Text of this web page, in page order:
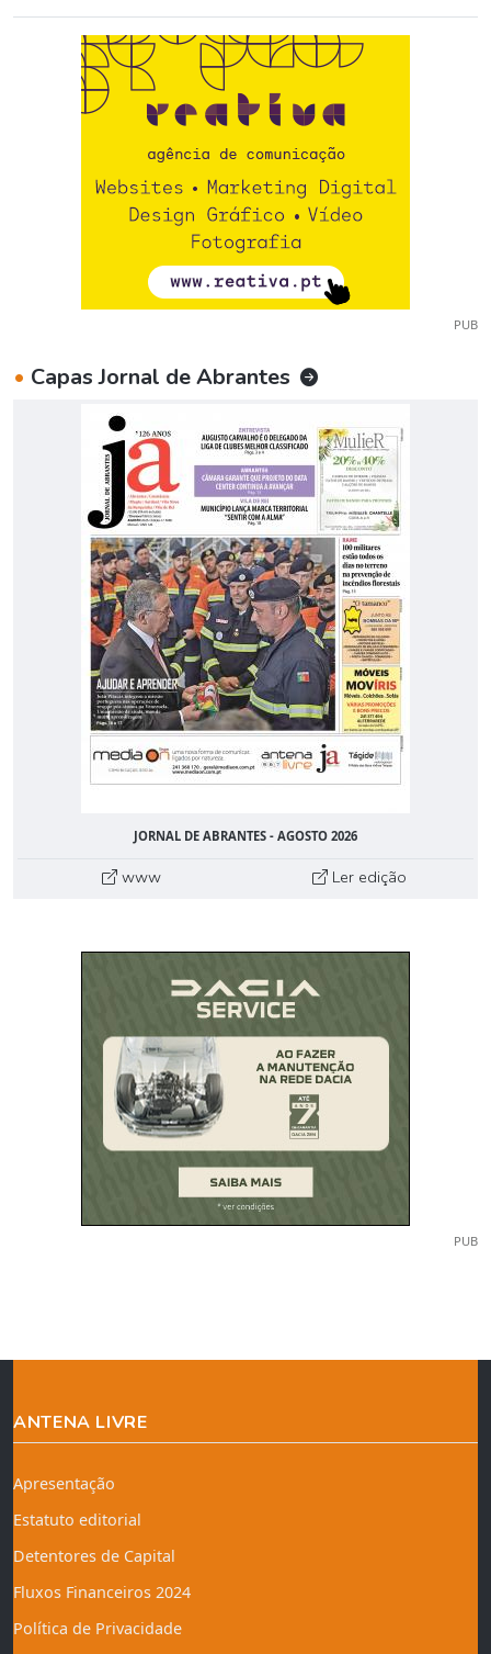
PUB
• Capas Jornal de Abrantes
JORNAL DE ABRANTES - AGOSTO 2026
www Ler edição
PUB
ANTENA LIVRE
Apresentação
Estatuto editorial
Detentores de Capital
Fluxos Financeiros 2024
Política de Privacidade